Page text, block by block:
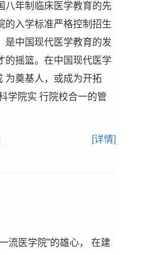
八年制临床医学教育的先
的入学标准严格控制招生
是中国现代医学教育的发
的摇篮。在中国现代医学
为奠基人，或成为开拓
学院实 行院校合一的管
[详情]
流医学院”的雄心， 在建